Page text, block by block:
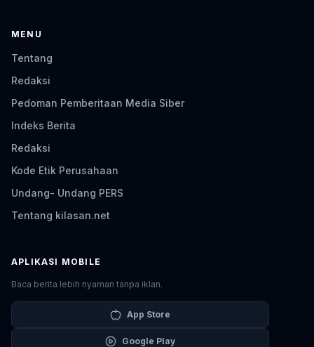
MENU
Tentang
Redaksi
Pedoman Pemberitaan Media Siber
Indeks Berita
Redaksi
Kode Etik Perusahaan
Undang- Undang PERS
Tentang kilasan.net
APLIKASI MOBILE
Baca berita lebih nyaman tanpa iklan.
App Store
Google Play